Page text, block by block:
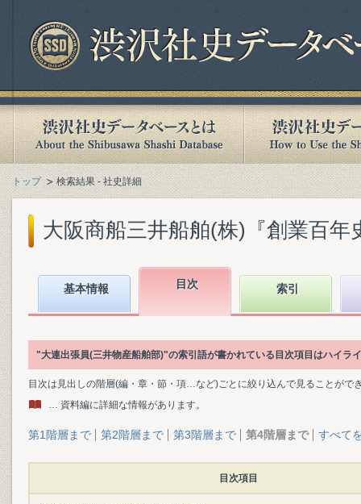
トップ 検索結果 - 社史詳細
大阪商船三井船舶(株)『創業百年
基本情報 目次 索引
"大連出張員(三井物産船舶部)"の索引語が書かれている目次項目はハイラ
目次は見出しの階層(編・章・節・項…など)ごとに絞り込んで見ることがで
… 資料編に詳細な情報があります。
第1階層まで 第2階層まで 第3階層まで 第4階層まで すべて
目次項目